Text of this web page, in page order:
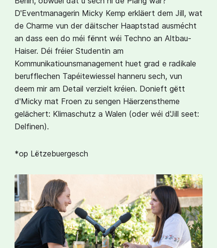
D'Eventmanagerin Micky Kemp erkläert dem Jill, wat
de Charme vun der däitscher Haaptstad ausmécht
an dass een do méi fënnt wéi Techno an Altbau-
Haiser. Déi fréier Studentin am
Kommunikatiounsmanagement huet grad e radikale
berufflechen Tapéitewiessel hanneru sech, vun
deem mir am Detail verzielt kréien. Donieft gëtt
d'Micky mat Froen zu sengen Häerzenstheme
gelächert: Klimaschutz a Walen (oder wéi d'Jill seet:
Delfinen).
*op Lëtzebuergesch